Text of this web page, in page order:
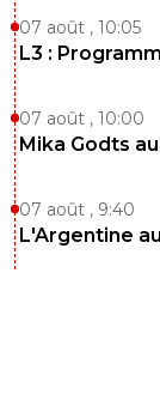
07 août , 10:05
L3 :
07 août , 10:00
Mika Godts
07 août , 9:40
L'Argentine